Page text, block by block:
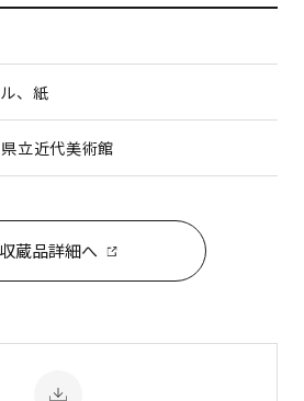
、紙
立近代美術館
収蔵品詳細へ